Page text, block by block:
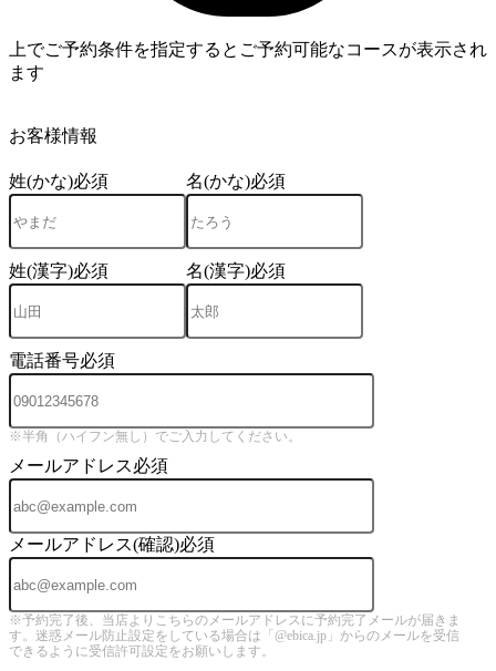
上でご予約条件を指定するとご予約可能なコースが表示され
ます
お客様情報
姓(かな)必須 名(かな)必須
姓(漢字)必須 名(漢字)必須
電話番号必須
※半角（ハイフン無し）でご入力してください。
メールアドレス必須
メールアドレス(確認)必須
※予約完了後、当店よりこちらのメールアドレスに予約完了メールが届きま
す。迷惑メール防止設定をしている場合は「@ebica.jp」からのメールを受信
できるように受信許可設定をお願いします。